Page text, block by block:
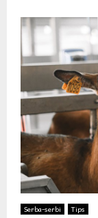
Serba-serbi Tips